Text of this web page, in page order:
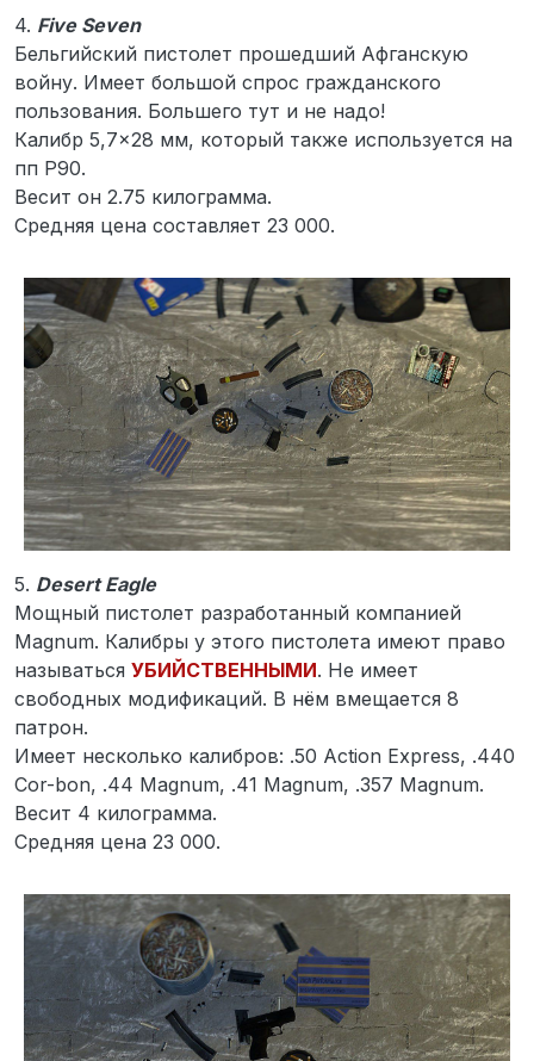
4. Five Seven
Бельгийский пистолет прошедший Афганскую
войну. Имеет большой спрос гражданского
пользования. Большего тут и не надо!
Калибр 5,7×28 мм, который также используется на
пп P90.
Весит он 2.75 килограмма.
Средняя цена составляет 23 000.
5. Desert Eagle
Мощный пистолет разработанный компанией
Magnum. Калибры у этого пистолета имеют право
называться УБИЙСТВЕННЫМИ. Не имеет
свободных модификаций. В нём вмещается 8
патрон.
Имеет несколько калибров: .50 Action Express, .440
Cor-bon, .44 Magnum, .41 Magnum, .357 Magnum.
Весит 4 килограмма.
Средняя цена 23 000.